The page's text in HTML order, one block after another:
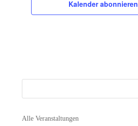
Kalender abonnieren
Alle Veranstaltungen